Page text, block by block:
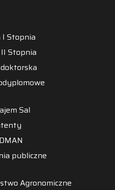
Stopnia
Stopnia
doktorska
Sal
publiczne
Agronomiczne